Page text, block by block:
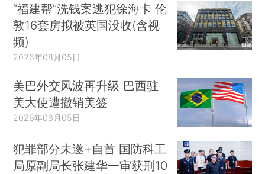
“福建帮”洗钱案逃犯徐海卡 伦
敦16套房拟被英国没收(含视
频)
2026年08月05日
美巴外交风波再升级 巴西驻
美大使遭撤销美签
2026年08月05日
犯罪部分未遂+自首 国防科工
局原副局长张建华一审获刑10